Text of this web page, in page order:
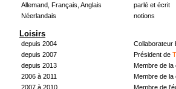
Allemand, Français, Anglais
parlé et écrit
Néerlandais
notions
Loisirs
depuis 2004
Collaborateur
depuis 2007
Président de
depuis 2013
Membre de
2006 à 2011
Membre de
2007 à 2010
Membre de